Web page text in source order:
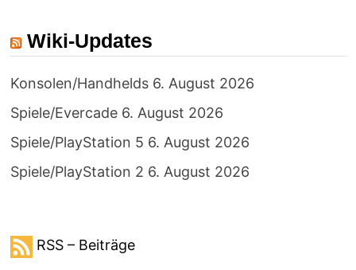
Wiki-Updates
Konsolen/Handhelds 6. August 2026
Spiele/Evercade 6. August 2026
Spiele/PlayStation 5 6. August 2026
Spiele/PlayStation 2 6. August 2026
RSS – Beiträge